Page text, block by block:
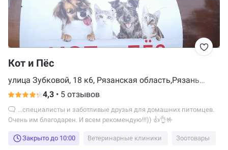
Кот и Пёс
улица Зубковой, 18 к6, Рязанская область,Рязань
,улица Зубковой д.18 корп
4,3 • 5 отзывов
Очень им благодарен. И всем рекомендую!!!)) 👍👌🤟
Закрыто до 10:00 Ветеринарные клиники Зоотовары